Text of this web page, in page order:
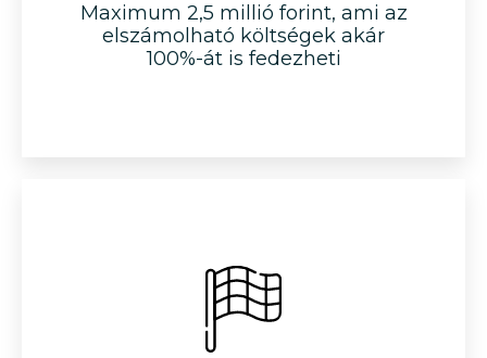
Maximum 2,5 millió forint, ami az
elszámolható költségek akár
100%-át is fedezheti